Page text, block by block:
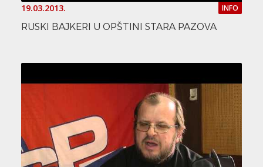
19.03.2013. INFO
RUSKI BAJKERI U OPŠTINI STARA PAZOVA